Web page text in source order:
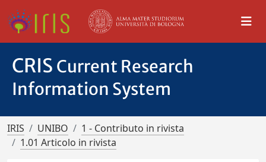
CRIS Current Research
Information System
IRIS UNIBO
1 - Contributo in rivista
1.01 Articolo in rivista